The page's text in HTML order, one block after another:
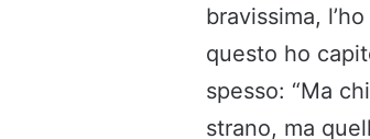
bravissima,
questo ho
spesso: “Ma
strano, ma